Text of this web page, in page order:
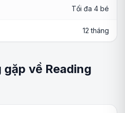
Tối đa 4 bé
12 tháng
về Reading